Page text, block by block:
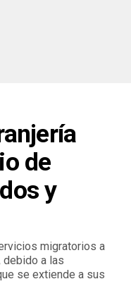
de
y
migratorios a
debido a las
se extiende a sus